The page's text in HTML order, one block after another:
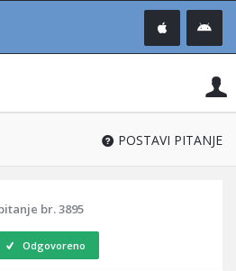
®
POSTAVI PITANJE
br. 3895
Odgovoreno